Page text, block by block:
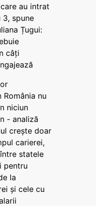
au intrat
3, spune
Țugui:
câți
nu
niciun
- analiză
crește doar
carierei,
statele
pentru
la
și cele cu